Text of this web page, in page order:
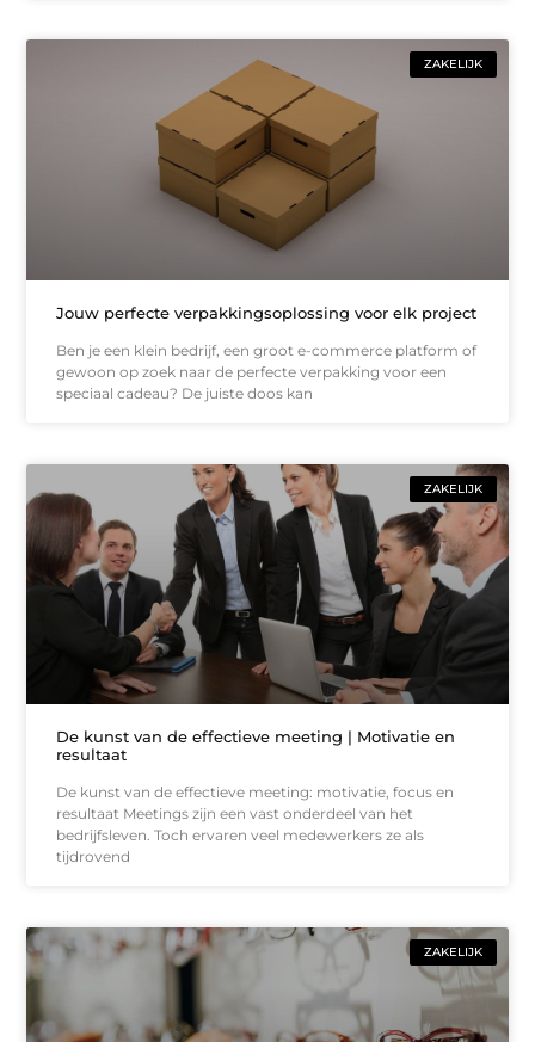
ZAKELIJK
Jouw perfecte verpakkingsoplossing voor elk project
Ben je een klein bedrijf, een groot e-commerce platform of
gewoon op zoek naar de perfecte verpakking voor een
speciaal cadeau? De juiste doos kan
ZAKELIJK
De kunst van de effectieve meeting | Motivatie en
resultaat
De kunst van de effectieve meeting: motivatie, focus en
resultaat Meetings zijn een vast onderdeel van het
bedrijfsleven. Toch ervaren veel medewerkers ze als
tijdrovend
ZAKELIJK